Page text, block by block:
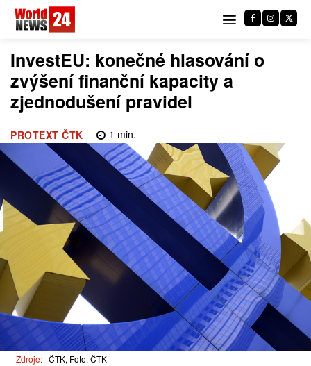
InvestEU: konečné hlasování o
zvýšení finanční kapacity a
zjednodušení pravidel
PROTEXT ČTK 1 min.
Zdroje: ČTK, Foto: ČTK